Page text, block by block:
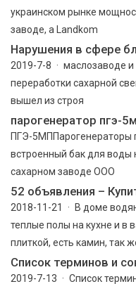
украинском рынке
заводе, а Landkom
Нарушения в сфере
2019-7-8 · маслозаводе и
переработки сахарной
вышел из строя
парогенератор пгэ-
ПГЭ-
встроенный бак для воды
сахарном заводе ООО
52 объявления –
2018-11-21 · В доме
теплые полы на кухне и в
плиткой, есть камин, так
Список терминов и
2019-7-13 · Список